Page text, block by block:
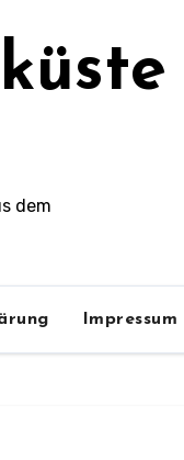
dem
Impressum